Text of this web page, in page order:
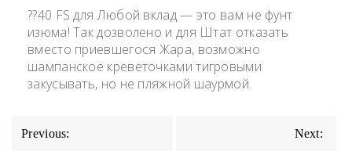
??40 FS для Любой вклад — это вам не фунт
изюма! Так дозволено и для Штат отказать
вместо приевшегося Жара, возможно
шампанское креветочками тигровыми
закусывать, но не пляжной шаурмой.
Previous: Next: